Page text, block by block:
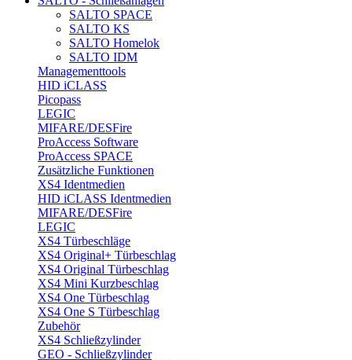
SALTO SPACE
SALTO KS
SALTO Homelok
SALTO IDM
Managementtools
HID iCLASS
Picopass
LEGIC
MIFARE/DESFire
ProAccess Software
ProAccess SPACE
Zusätzliche Funktionen
XS4 Identmedien
HID iCLASS Identmedien
MIFARE/DESFire
LEGIC
XS4 Türbeschläge
XS4 Original+ Türbeschlag
XS4 Original Türbeschlag
XS4 Mini Kurzbeschlag
XS4 One Türbeschlag
XS4 One S Türbeschlag
Zubehör
XS4 Schließzylinder
GEO - Schließzylinder